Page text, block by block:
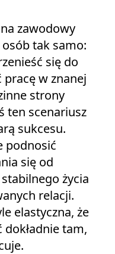
zawodowy
tak samo:
się do
pracę w znanej
strony
ten scenariusz
sukcesu.
podnosić
się od
życia
relacji.
elastyczna, że
tam,